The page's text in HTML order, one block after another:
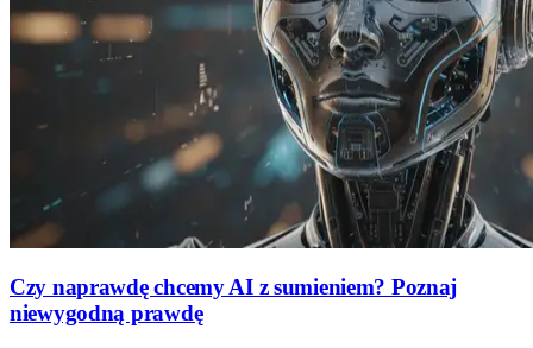
Czy naprawdę chcemy AI z sumieniem? Poznaj
niewygodną prawdę